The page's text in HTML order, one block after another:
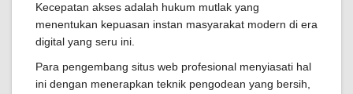
Kecepatan akses adalah hukum mutlak yang
menentukan kepuasan instan masyarakat modern di era
digital yang seru ini.
Para pengembang situs web profesional menyiasati hal
ini dengan menerapkan teknik pengodean yang bersih,